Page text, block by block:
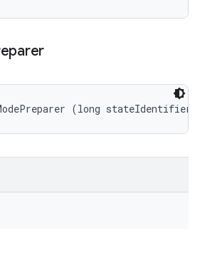
(long stateIdentifier)